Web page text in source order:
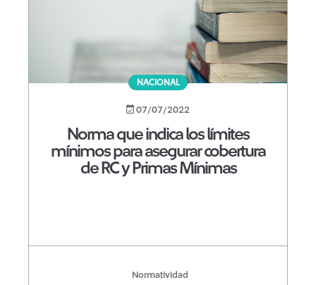
NACIONAL
07/07/2022
Norma que indica los límites
mínimos para asegurar cobertura
de RC y Primas Mínimas
Normatividad